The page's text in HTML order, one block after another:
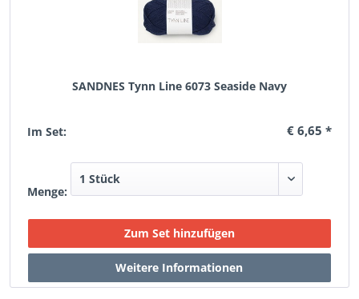
SANDNES Tynn Line 6073 Seaside Navy
Im Set: € 6,65 *
Menge: